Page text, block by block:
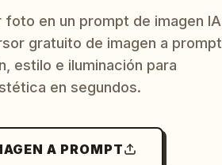
foto en un prompt de imagen IA
gratuito de imagen a prompt
estilo e iluminación para
en segundos.
A PROMPT